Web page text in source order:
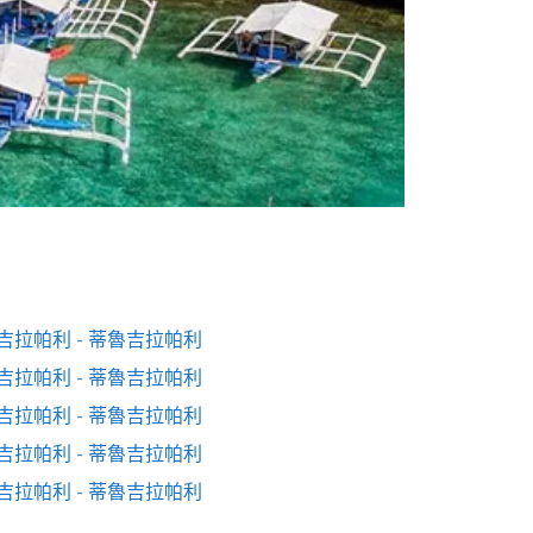
拉帕利 - 蒂魯吉拉帕利
拉帕利 - 蒂魯吉拉帕利
拉帕利 - 蒂魯吉拉帕利
拉帕利 - 蒂魯吉拉帕利
拉帕利 - 蒂魯吉拉帕利